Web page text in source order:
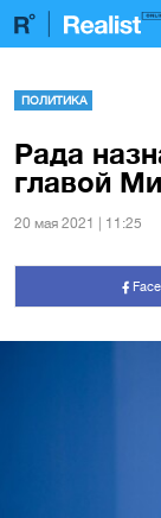
ПОЛИТИКА
Рада
главой
20 мая 2021 | 11:25